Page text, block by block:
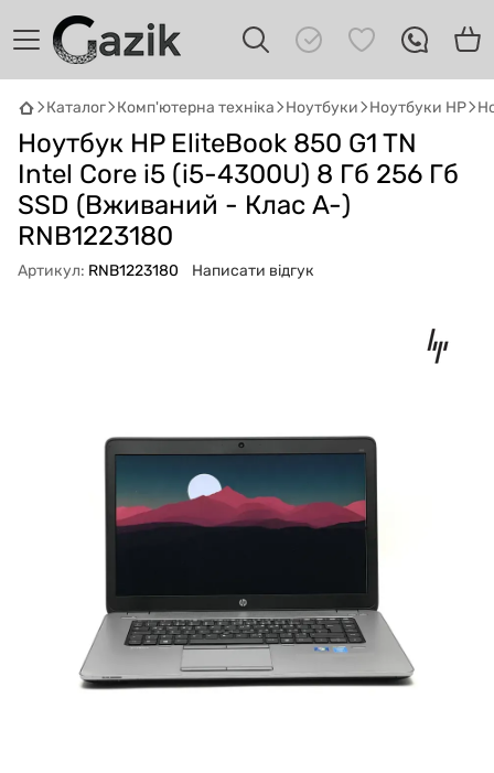
Каталог Комп'ютерна техніка Ноутбуки Ноутбуки HP
Ноутбук HP EliteBook 850 G1 TN
Intel Core i5 (i5-4300U) 8 Гб 256 Гб
SSD (Вживаний - Клас A-)
RNB1223180
Артикул: RNB1223180 Написати відгук
GAZIK AI
Онлайн · пошук техніки
Привіт! 👋 Я Gazik AI — допоможу
підібрати вживану комп'ютерну техніку.
Що шукаєш?